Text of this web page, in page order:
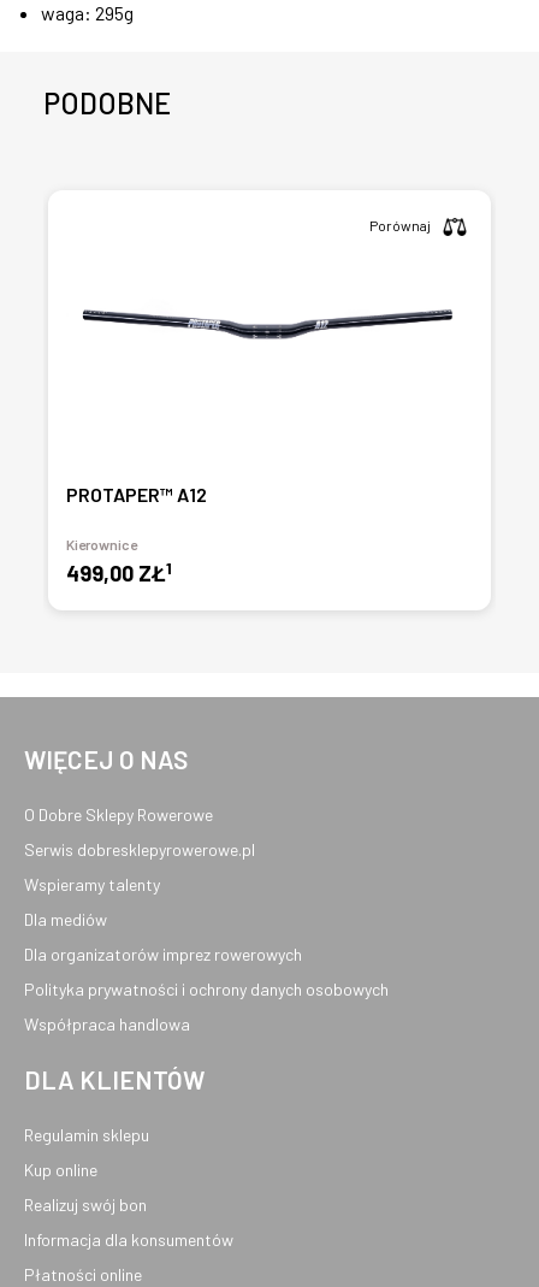
waga: 295g
PODOBNE
PROTAPER™ A12
Kierownice
499,00 ZŁ1
Porównaj
WIĘCEJ O NAS
O Dobre Sklepy Rowerowe
Serwis dobresklepyrowerowe.pl
Wspieramy talenty
Dla mediów
Dla organizatorów imprez rowerowych
Polityka prywatności i ochrony danych osobowych
Współpraca handlowa
DLA KLIENTÓW
Regulamin sklepu
Kup online
Realizuj swój bon
Informacja dla konsumentów
Płatności online